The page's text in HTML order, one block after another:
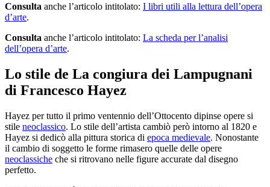
Consulta anche l’articolo intitolato: I libri utili alla lettura dell’opera
d’arte.
Consulta anche l’articolo intitolato: La scheda per l’analisi
dell’opera d’arte.
Lo stile de La congiura dei Lampugnani
di Francesco Hayez
Hayez per tutto il primo ventennio dell’Ottocento dipinse opere si
stile neoclassico. Lo stile dell’artista cambiò però intorno al 1820 e
Hayez si dedicò alla pittura storica di epoca medievale. Nonostante
il cambio di soggetto le forme rimasero quelle delle opere
neoclassiche che si ritrovano nelle figure accurate dal disegno
perfetto.